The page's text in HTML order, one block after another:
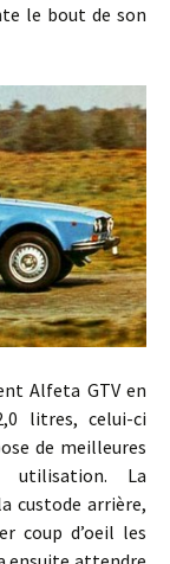
le bout de son
GTV en
litres, celui-ci
de meilleures
utilisation. La
custode arrière,
coup d’oeil les